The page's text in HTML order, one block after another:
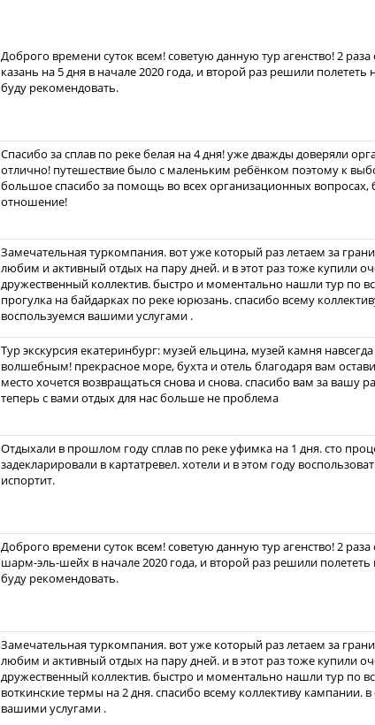
Доброго времени суток всем! советую данную тур агенство! 2
казань на 5 дня в начале 2020 года, и второй раз решили
буду рекомендовать.
Спасибо за сплав по реке белая на 4 дня! уже дважды доверяли
отлично! путешествие было с маленьким ребёнком поэтому к
большое спасибо за помощь во всех организационных
отношение!
Замечательная туркомпания. вот уже который раз летаем за
любим и активный отдых на пару дней. и в этот раз тоже купили
дружественный коллектив. быстро и моментально нашли тур по
прогулка на байдарках по реке юрюзань. спасибо всему
воспользуемся вашими услугами .
Тур экскурсия екатеринбург: музей ельцина, музей камня
волшебным! прекрасное море, бухта и отель благодаря вам
место хочется возвращаться снова и снова. спасибо вам за
теперь с вами отдых для нас больше не проблема
Отдыхали в прошлом году сплав по реке уфимка на 1 дня. сто
задекларировали в картатревел. хотели и в этом году
испортит.
Доброго времени суток всем! советую данную тур агенство! 2
шарм-эль-шейх в начале 2020 года, и второй раз решили
буду рекомендовать.
Замечательная туркомпания. вот уже который раз летаем за
любим и активный отдых на пару дней. и в этот раз тоже купили
дружественный коллектив. быстро и моментально нашли тур по
воткинские термы на 2 дня. спасибо всему коллективу кампании.
вашими услугами .